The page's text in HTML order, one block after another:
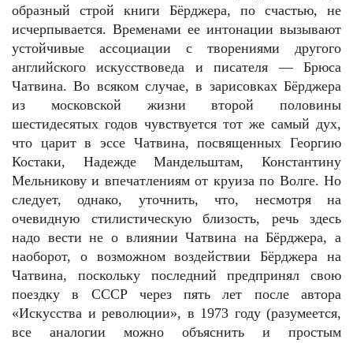
образный строй книги Бёрджера, по счастью, не
исчерпывается. Временами ее интонации вызывают
устойчивые ассоциации с творениями другого
английского искусствоведа и писателя — Брюса
Чатвина. Во всяком случае, в зарисовках Бёрджера
из московской жизни второй половины
шестидесятых годов чувствуется тот же самый дух,
что царит в эссе Чатвина, посвященных Георгию
Костаки, Надежде Мандельштам, Константину
Мельникову и впечатлениям от круиза по Волге. Но
следует, однако, уточнить, что, несмотря на
очевидную стилистическую близость, речь здесь
надо вести не о влиянии Чатвина на Бёрджера, а
наоборот, о возможном воздействии Бёрджера на
Чатвина, поскольку последний предпринял свою
поездку в СССР через пять лет после автора
«Искусства и революции», в 1973 году (разумеется,
все аналогии можно объяснить и простым